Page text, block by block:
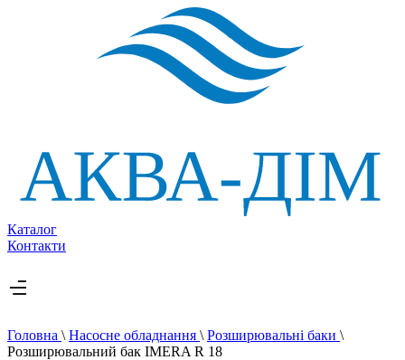
Каталог
Контакти
Головна \ Насосне обладнання \ Розширювальні баки \
Розширювальний бак IMERA R 18